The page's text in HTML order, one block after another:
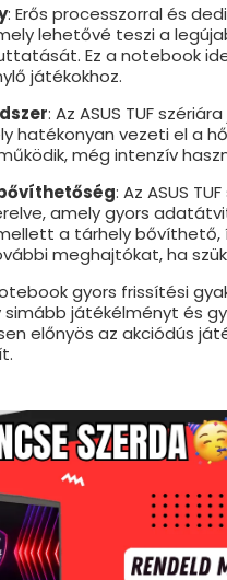
: Erős processzorral és
lehetővé teszi a
Ez a notebook
játékokhoz.
: Az ASUS TUF
hatékonyan vezeti el a
még intenzív
: Az ASUS
amely gyors
a tárhely bővíthető,
meghajtókat, ha
gyors frissítési
simább játékélményt és
előnyös az akciódús